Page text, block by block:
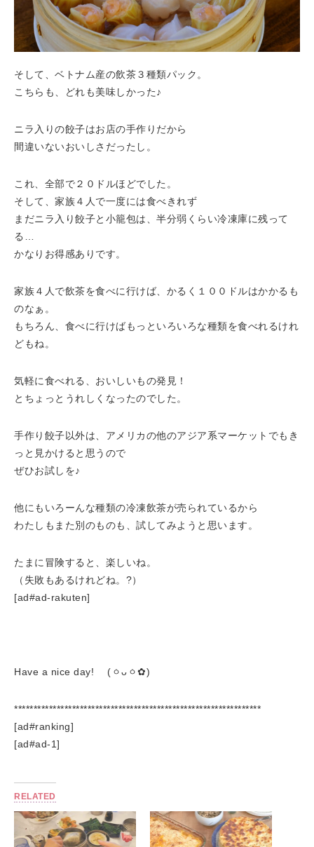
そして、ベトナム産の飲茶３種類パック。
こちらも、どれも美味しかった♪
ニラ入りの餃子はお店の手作りだから
間違いないおいしさだったし。
これ、全部で２０ドルほどでした。
そして、家族４人で一度には食べきれず
まだニラ入り餃子と小籠包は、半分弱くらい冷凍庫に残って
る…
かなりお得感ありです。
家族４人で飲茶を食べに行けば、かるく１００ドルはかかるも
のなぁ。
もちろん、食べに行けばもっといろいろな種類を食べれるけれ
どもね。
気軽に食べれる、おいしいもの発見！
とちょっとうれしくなったのでした。
手作り餃子以外は、アメリカの他のアジア系マーケットでもき
っと見かけると思うので
ぜひお試しを♪
他にもいろーんな種類の冷凍飲茶が売られているから
わたしもまた別のものも、試してみようと思います。
たまに冒険すると、楽しいね。
（失敗もあるけれどね。?）
[ad#ad-rakuten]
Have a nice day! (ㆁᴗㆁ✿)
****************************************************************
[ad#ranking]
[ad#ad-1]
RELATED